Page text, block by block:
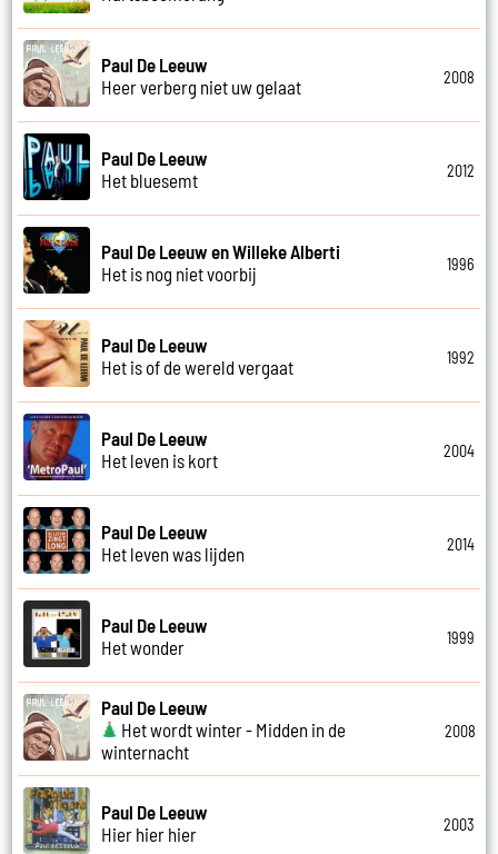
Paul De Leeuw
Heer verberg niet uw gelaat
2008
Paul De Leeuw
Het bluesemt
2012
Paul De Leeuw en Willeke Alberti
Het is nog niet voorbij
1996
Paul De Leeuw
Het is of de wereld vergaat
1992
Paul De Leeuw
Het leven is kort
2004
Paul De Leeuw
Het leven was lijden
2014
Paul De Leeuw
Het wonder
1999
Paul De Leeuw
Het wordt winter - Midden in de
winternacht
2008
Paul De Leeuw
Hier hier hier
2003